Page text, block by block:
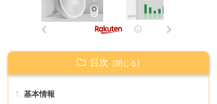
目次
基本情報